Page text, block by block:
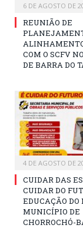
6 DE AGOSTO DE
REUNIÃO DE
COM O SCFV
DE BARRA DO
4 DE AGOSTO DE
CUIDAR DAS
CUIDAR DO
EDUCAÇÃO DO
MUNICÍPIO DE
CHORROCHÓ-